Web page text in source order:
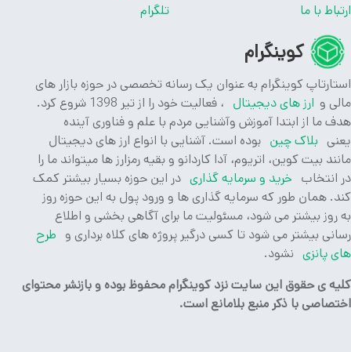
کوینگرام
کوینگرام به عنوان یک رسانه تخصصی در حوزه بازار های
و ارز های دیجیتال
، فعالیت خود را از تیر 1398 شروع کرد.
ما از ابتدا آموزش وآشنایی مردم با علم و فناوری آینده
بلاک چین بوده است. آشنایی با انواع ارز های دیجیتال
بیت کوین، اتریوم، آدا کاردانو و بقیه رمزارز ها میتواند ما را
خرید و سرمایه گذاری در این حوزه بسیار بیشتر کمک
همان طور که سرمایه گذاری ها و ورود پول به این حوزه روز
بیشتر می شود، مسئولیت ما برای آگاهی بخشی و اطلاع
بیشتر می شود تا کسی درگیر پروژه های کلاه برداری و طرح
پانزی نشود.
با ما
تلگرام
ی حقوق این سایت نزد کوینگرام محفوظ بوده و بازنشر محتوای
با ذکر منبع بلامانع است.